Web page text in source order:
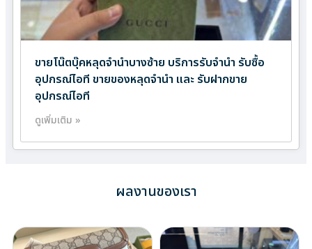
ขายโน๊ตบุ๊คหลุดจำนำบางซ้าย บริการรับจำนำ รับซื้อ
อุปกรณ์ไอที ขายของหลุดจำนำ และ รับฝากขาย
อุปกรณ์ไอที
ดูเพิ่มเติม »
ผลงานของเรา